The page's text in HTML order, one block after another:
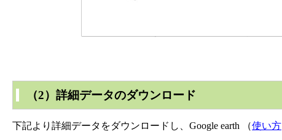
（2）詳細データのダウンロード
下記より詳細データをダウンロードし、Google earth （使い方